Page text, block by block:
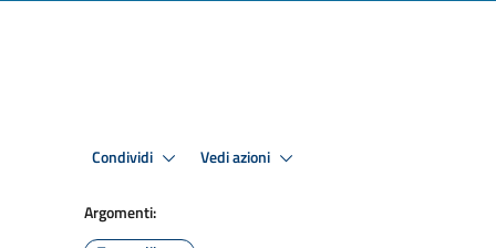
Condividi Vedi azioni
Argomenti: